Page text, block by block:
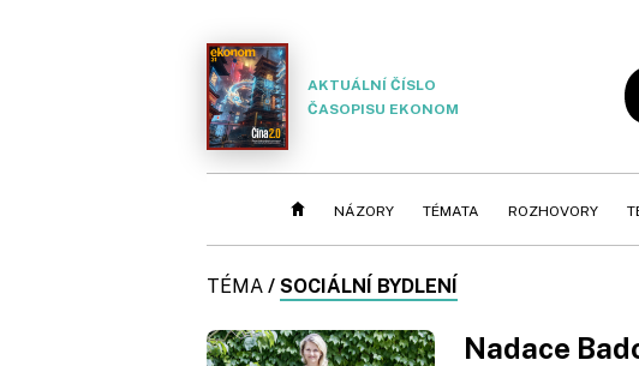
AKTUÁLNÍ ČÍSLO
ČASOPISU EKONOM
NÁZORY TÉMATA ROZHOVORY
TÉMA / SOCIÁLNÍ BYDLENÍ
Nadace